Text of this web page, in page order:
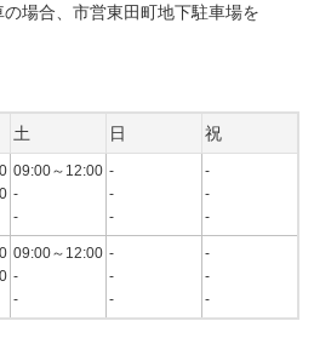
場合、市営東田町地下駐車場を
土 日 祝
09:00～12:00
-
-
-
-
-
-
-
-
09:00～12:00
-
-
-
-
-
-
-
-